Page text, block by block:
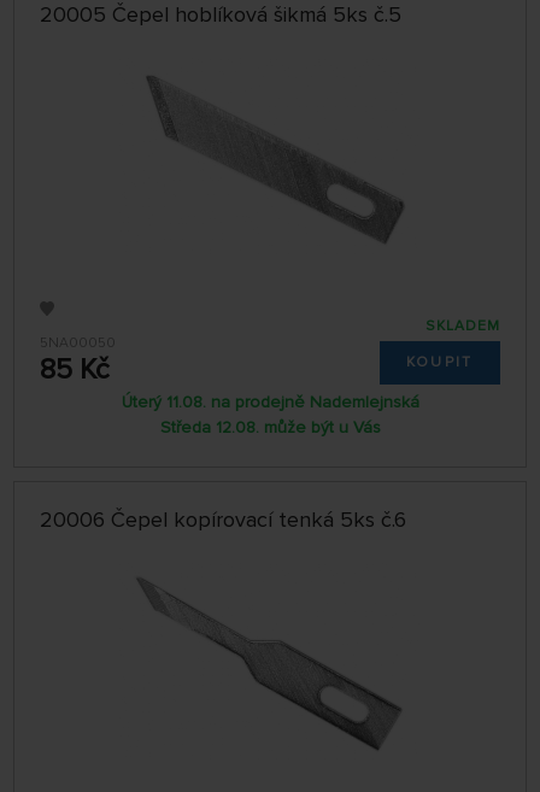
64 NA STRÁNCE
20005 Čepel hoblíková šikmá 5ks č.5
5NA00050
85 Kč
SKLADEM
KOUPIT
Úterý 11.08. na prodejně Nademlejnská
Středa 12.08. může být u Vás
20006 Čepel kopírovací tenká 5ks č.6